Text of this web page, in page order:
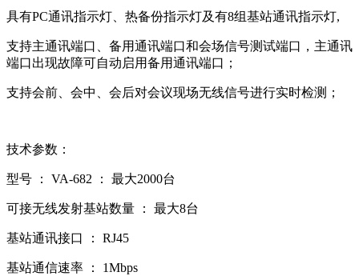
具有PC通讯指示灯、热备份指示灯及有8组基站通讯指示灯,
支持主通讯端口、备用通讯端口和会场信号测试端口，主通讯
端口出现故障可自动启用备用通讯端口；
支持会前、会中、会后对会议现场无线信号进行实时检测；
技术参数：
型号 ： VA-682 ： 最大2000台
可接无线发射基站数量 ： 最大8台
基站通讯接口 ： RJ45
基站通信速率 ： 1Mbps